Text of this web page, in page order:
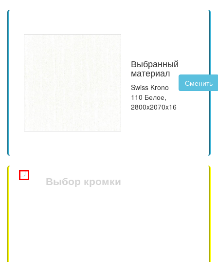
Выбранный
материал
Swiss Krono
110 Белое,
2800x2070x16
Сменить
Выбор кромки